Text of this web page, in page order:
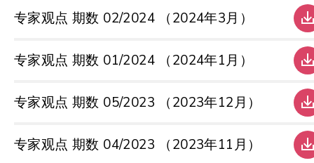
专家观点 期数 02/2024 （2024年3月）
专家观点 期数 01/2024 （2024年1月）
专家观点 期数 05/2023 （2023年12月）
专家观点 期数 04/2023 （2023年11月）